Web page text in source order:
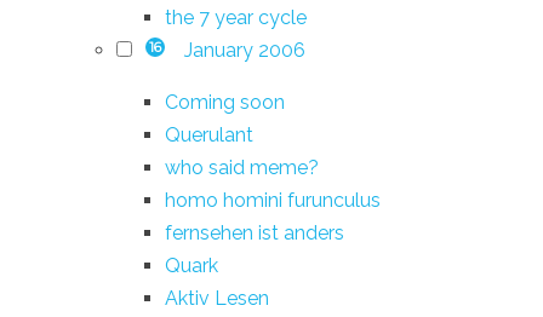
the 7 year cycle
16 January 2006
Coming soon
Querulant
who said meme?
homo homini furunculus
fernsehen ist anders
Quark
Aktiv Lesen